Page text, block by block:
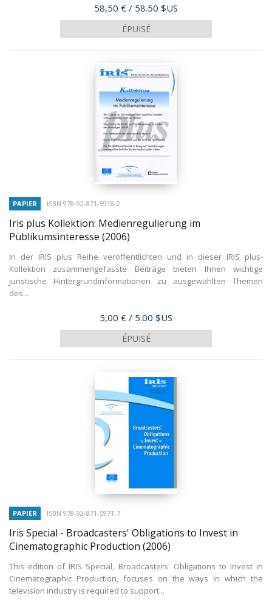
Prix
58,50 € / 58.50 $US
ÉPUISÉ
PAPIER ISBN 978-92-871-5918-2
Iris plus Kollektion: Medienregulierung im
Publikumsinteresse (2006)
In der IRIS plus Reihe veröffentlichten und in dieser IRIS plus-
Kollektion zusammengefasste Beiträge bieten Ihnen wichtige
juristische Hintergrundinformationen zu ausgewählten Themen
des...
Prix
5,00 € / 5.00 $US
ÉPUISÉ
PAPIER ISBN 978-92-871-5971-7
Iris Special - Broadcasters' Obligations to Invest in
Cinematographic Production (2006)
This edition of IRIS Special, Broadcasters' Obligations to Invest in
Cinematographic Production, focuses on the ways in which the
television industry is required to support...